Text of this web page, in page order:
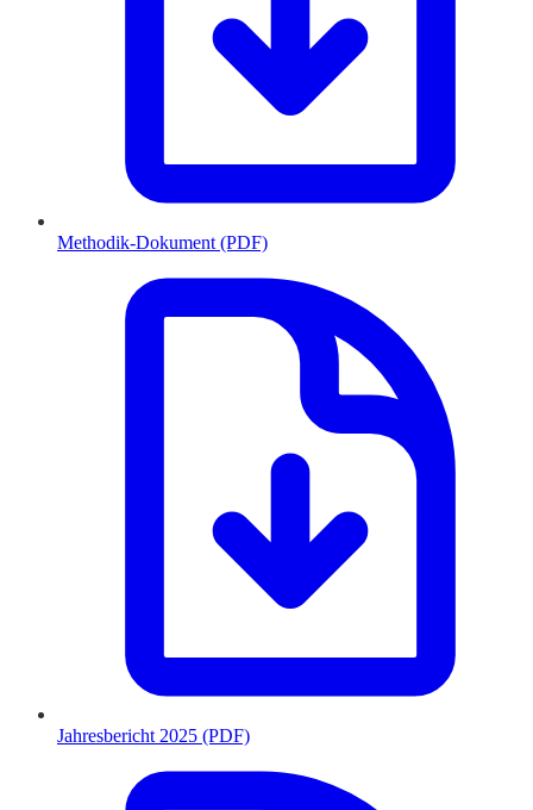
Methodik-Dokument (PDF)
Jahresbericht 2025 (PDF)